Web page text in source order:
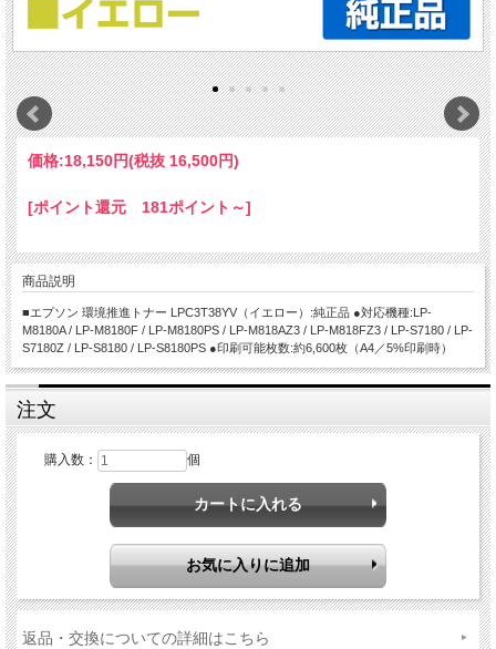
価格:18,150円(税抜 16,500円)
[ポイント還元 181ポイント～]
商品説明
■エプソン 環境推進トナー LPC3T38YV（イエロー）:純正品 ●対応機種:LP-
M8180A / LP-M8180F / LP-M8180PS / LP-M818AZ3 / LP-M818FZ3 / LP-S7180 / LP-
S7180Z / LP-S8180 / LP-S8180PS ●印刷可能枚数:約6,600枚（A4／5%印刷時）
注文
購入数： 個
返品・交換についての詳細はこちら